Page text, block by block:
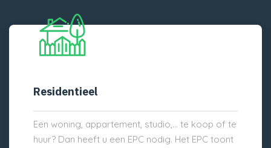
Residentieel
Een woning, appartement, studio,… te koop of te
huur? Dan heeft u een EPC nodig. Het EPC toont